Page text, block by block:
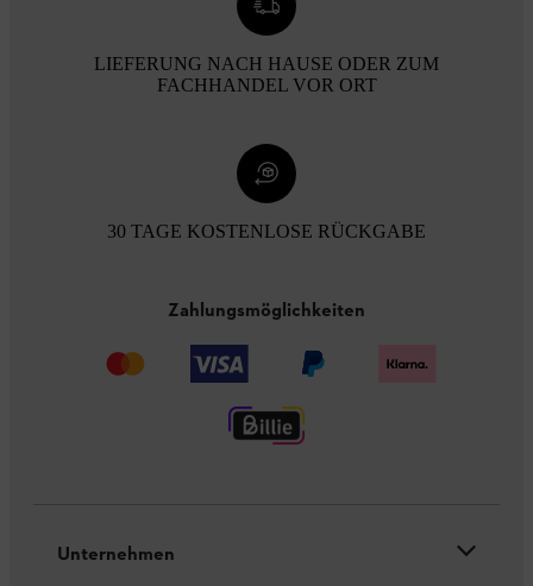
LIEFERUNG NACH HAUSE ODER ZUM
FACHHANDEL VOR ORT
30 TAGE KOSTENLOSE RÜCKGABE
Zahlungsmöglichkeiten
Unternehmen